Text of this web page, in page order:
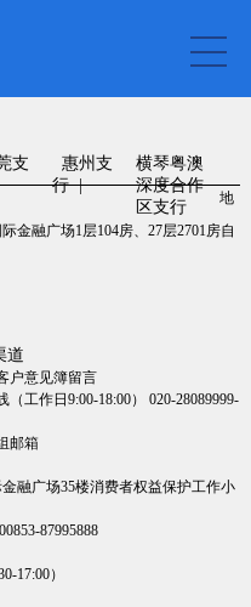
支
惠州支
行 |
横琴粤澳
深度合作
区支行
地
金融广场1层104房、27层2701房自
道
户意见簿留言
工作日9:00-18:00） 020-28089999-
邮箱
融广场35楼消费者权益保护工作小
87995888
17:00）